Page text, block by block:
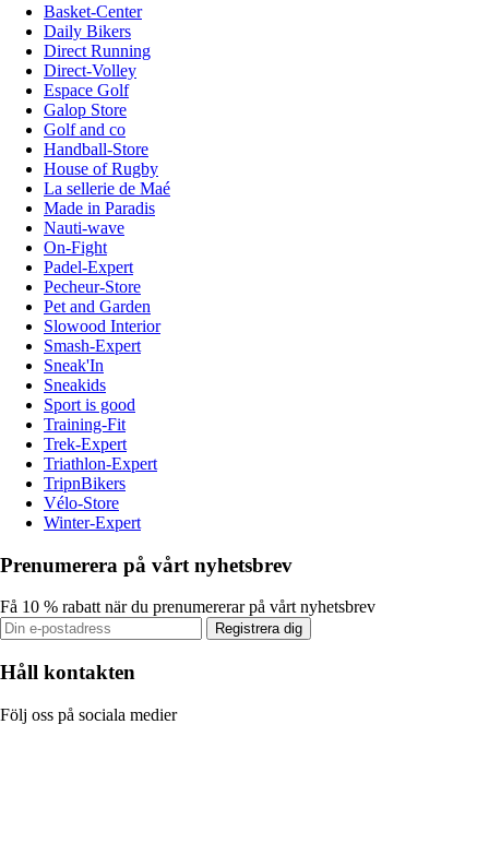
Basket-Center
Daily Bikers
Direct Running
Direct-Volley
Espace Golf
Galop Store
Golf and co
Handball-Store
House of Rugby
La sellerie de Maé
Made in Paradis
Nauti-wave
On-Fight
Padel-Expert
Pecheur-Store
Pet and Garden
Slowood Interior
Smash-Expert
Sneak'In
Sneakids
Sport is good
Training-Fit
Trek-Expert
Triathlon-Expert
TripnBikers
Vélo-Store
Winter-Expert
Prenumerera på vårt nyhetsbrev
Få 10 % rabatt när du prenumererar på vårt nyhetsbrev
Registrera dig
Håll kontakten
Följ oss på sociala medier